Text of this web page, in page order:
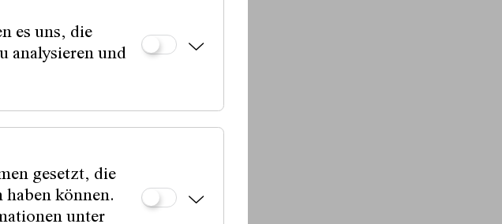
es uns, die
analysieren und
gesetzt, die
können.
unter